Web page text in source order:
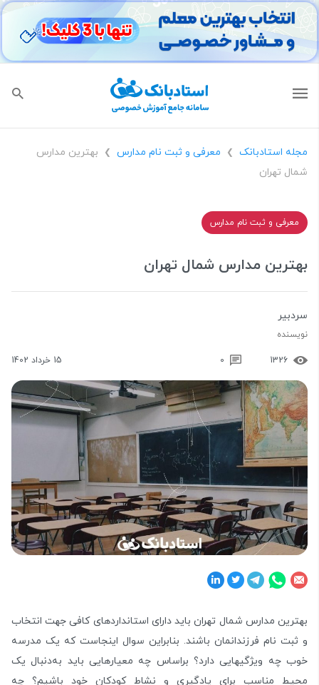
مجله استادبانک ❯ معرفی و ثبت نام مدارس ❯
بهترین مدارس
شمال تهران
معرفی و ثبت نام مدارس
بهترین مدارس شمال تهران
سردبیر
نویسنده
1326
0 15 خرداد 1402
بهترین مدارس شمال تهران باید دارای استانداردهای کافی جهت انتخاب
و ثبت­ نام فرزندان­مان باشند. بنابراین سوال اینجاست که یک مدرسه
خوب چه ویژگی­هایی دارد؟ براساس چه معیارهایی باید به‌­دنبال یک
محیط مناسب برای یادگیری و نشاط کودکان خود باشیم؟ چه